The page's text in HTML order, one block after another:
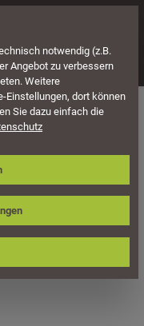
Ø 500
notwendig (z.B.
Angebot zu verbessern
Weitere
Einstellungen, dort können
Sie dazu einfach die